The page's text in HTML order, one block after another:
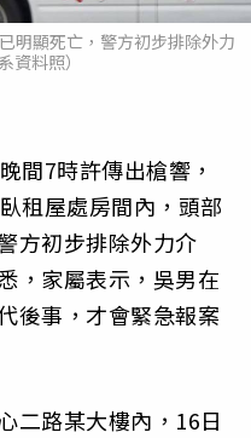
明顯死亡，警方初步排除外力
資料照）
間7時許傳出槍響，
租屋處房間內，頭部
方初步排除外力介
，家屬表示，吳男在
後事，才會緊急報案
二路某大樓內，16日